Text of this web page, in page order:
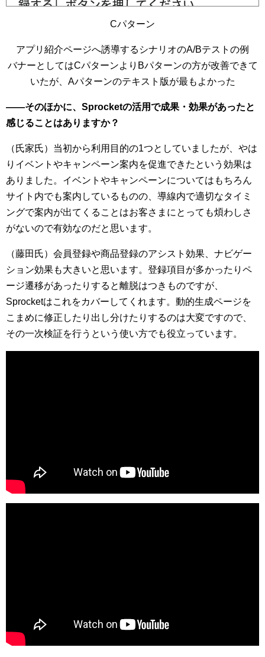
Cパターン
アプリ紹介ページへ誘導するシナリオのA/Bテストの例
バナーとしてはCパターンよりBパターンの方が改善できて
いたが、Aパターンのテキスト版が最もよかった
――そのほかに、Sprocketの活用で成果・効果があったと
感じることはありますか？
（氏家氏）当初から利用目的の1つとしていましたが、やは
りイベントやキャンペーン案内を促進できたという効果は
ありました。イベントやキャンペーンについてはもちろん
サイト内でも案内しているものの、導線内で適切なタイミ
ングで案内が出てくることはお客さまにとっても煩わしさ
がないので有効なのだと思います。
（藤田氏）会員登録や商品登録のアシスト効果、ナビゲー
ション効果も大きいと思います。登録項目が多かったりペ
ージ遷移があったりすると離脱はつきものですが、
Sprocketはこれをカバーしてくれます。動的生成ページを
こまめに修正したり出し分けたりするのは大変ですので、
その一次検証を行うという使い方でも役立っています。